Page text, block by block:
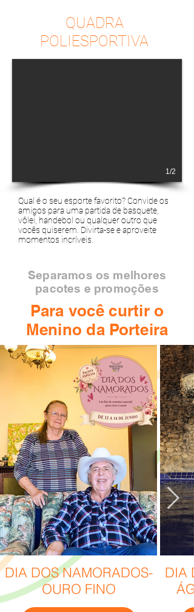
QUADRA
POLIESPORTIVA
1/2
Qual é o seu esporte favorito? Convide os
amigos para uma partida de basquete,
vôlei, handebol ou qualquer outro que
vocês quiserem. Divirta-se e aproveite
momentos incríveis.
Separamos os melhores
pacotes e promoções
Para você curtir o
Menino da Porteira
DIA DOS NAMORADOS-
OURO FINO
DIA